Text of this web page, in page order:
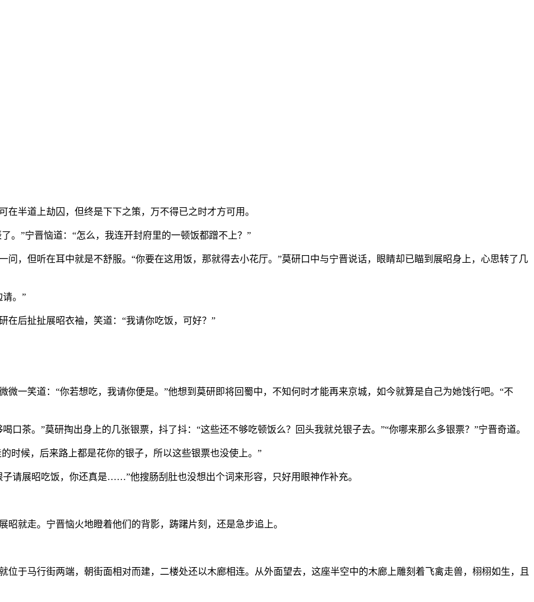
半道上劫囚，但终是下下之策，万不得已之时才方可用。
。”宁晋恼道：“怎么，我连开封府里的一顿饭都蹭不上？”
，但听在耳中就是不舒服。“你要在这用饭，那就得去小花厅。”莫研口中与宁晋说话，眼睛却已瞄到展昭身上，心思转了几
请。”
在后扯扯展昭衣袖，笑道：“我请你吃饭，可好？”
一笑道：“你若想吃，我请你便是。”他想到莫研即将回蜀中，不知何时才能再来京城，如今就算是自己为她饯行吧。“不
口茶。”莫研掏出身上的几张银票，抖了抖：“这些还不够吃顿饭么？回头我就兑银子去。”“你哪来那么多银票？”宁晋奇道。
时候，后来路上都是花你的银子，所以这些银票也没使上。”
请展昭吃饭，你还真是……”他搜肠刮肚也没想出个词来形容，只好用眼神作补充。
就走。宁晋恼火地瞪着他们的背影，踌躇片刻，还是急步追上。
于马行街两端，朝街面相对而建，二楼处还以木廊相连。从外面望去，这座半空中的木廊上雕刻着飞禽走兽，栩栩如生，且